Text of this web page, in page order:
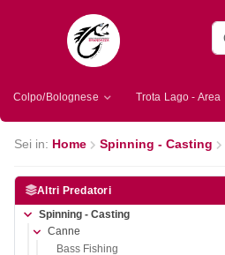
Colpo/Bolognese Trota Lago - Area
Sei in: Home Spinning - Casting
Altri Predatori
Spinning - Casting
Canne
Bass Fishing